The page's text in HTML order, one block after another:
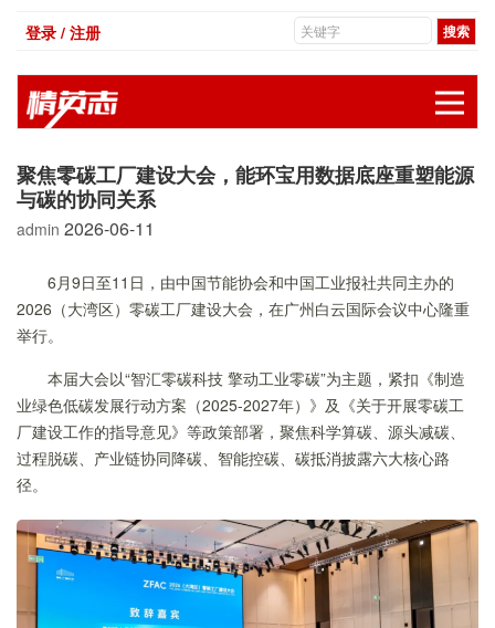
登录 / 注册
聚焦零碳工厂建设大会，能环宝用数据底座重塑能源
与碳的协同关系
admin 2026-06-11
6月9日至11日，由中国节能协会和中国工业报社共同主办的
2026（大湾区）零碳工厂建设大会，在广州白云国际会议中心隆重
举行。
本届大会以“智汇零碳科技 擎动工业零碳”为主题，紧扣《制造
业绿色低碳发展行动方案（2025-2027年）》及《关于开展零碳工
厂建设工作的指导意见》等政策部署，聚焦科学算碳、源头减碳、
过程脱碳、产业链协同降碳、智能控碳、碳抵消披露六大核心路
径。